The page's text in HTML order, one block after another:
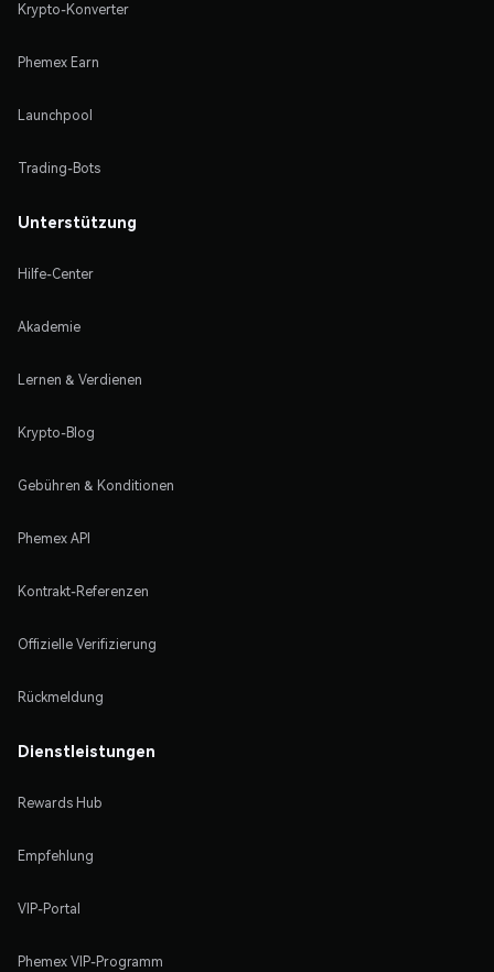
Krypto-Konverter
Phemex Earn
Launchpool
Trading-Bots
Unterstützung
Hilfe-Center
Akademie
Lernen & Verdienen
Krypto-Blog
Gebühren & Konditionen
Phemex API
Kontrakt-Referenzen
Offizielle Verifizierung
Rückmeldung
Dienstleistungen
Rewards Hub
Empfehlung
VIP-Portal
Phemex VIP-Programm